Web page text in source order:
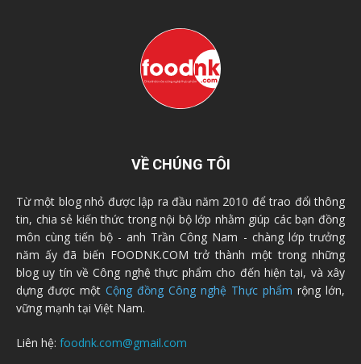
VỀ CHÚNG TÔI
Từ một blog nhỏ được lập ra đầu năm 2010 để trao đổi thông
tin, chia sẻ kiến thức trong nội bộ lớp nhằm giúp các bạn đồng
môn cùng tiến bộ - anh Trần Công Nam - chàng lớp trưởng
năm ấy đã biến FOODNK.COM trở thành một trong những
blog uy tín về Công nghệ thực phẩm cho đến hiện tại, và xây
dựng được một Cộng đồng Công nghệ Thực phẩm rộng lớn,
vững mạnh tại Việt Nam.
Liên hệ: foodnk.com@gmail.com